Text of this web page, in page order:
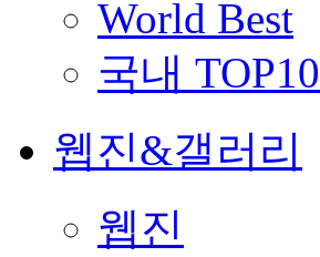
World Best
국내 TOP10
웹진&갤러리
웹진